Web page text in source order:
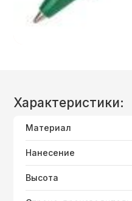
Характеристики:
Материал
Нанесение
Высота